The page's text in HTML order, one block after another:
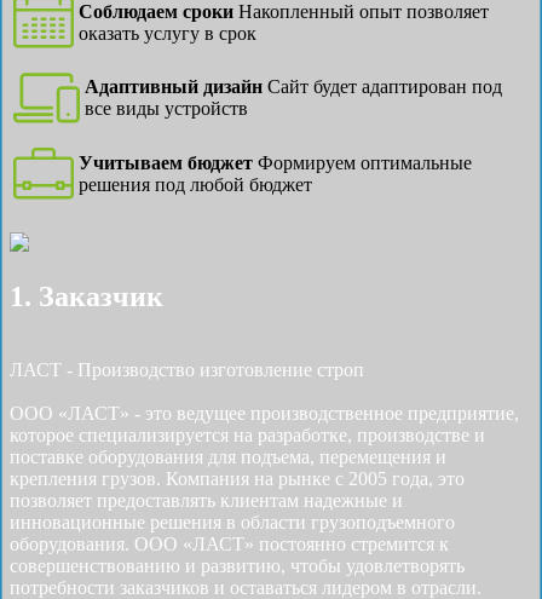
Соблюдаем сроки Накопленный опыт позволяет
оказать услугу в срок
Адаптивный дизайн Сайт будет адаптирован под
все виды устройств
Учитываем бюджет Формируем оптимальные
решения под любой бюджет
1. Заказчик
ЛАСТ - Производство изготовление строп
ООО «ЛАСТ» - это ведущее производственное предприятие,
которое специализируется на разработке, производстве и
поставке оборудования для подъема, перемещения и
крепления грузов. Компания на рынке с 2005 года, это
позволяет предоставлять клиентам надежные и
инновационные решения в области грузоподъемного
оборудования. ООО «ЛАСТ» постоянно стремится к
совершенствованию и развитию, чтобы удовлетворять
потребности заказчиков и оставаться лидером в отрасли.